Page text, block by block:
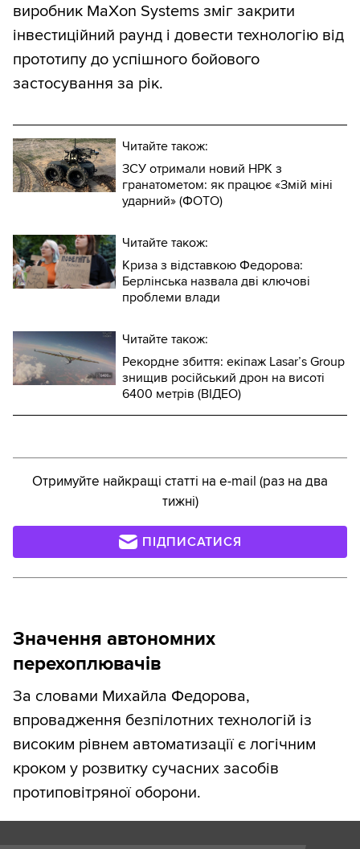
виробник MaXon Systems зміг закрити
інвестиційний раунд і довести технологію від
прототипу до успішного бойового
застосування за рік.
Читайте також:
ЗСУ отримали новий НРК з
гранатометом: як працює «Змій міні
ударний» (ФОТО)
Читайте також:
Криза з відставкою Федорова:
Берлінська назвала дві ключові
проблеми влади
Читайте також:
Рекордне збиття: екіпаж Lasar’s Group
знищив російський дрон на висоті
6400 метрів (ВІДЕО)
Отримуйте найкращі статті на e-mail (раз на два
тижні)
ПІДПИСАТИСЯ
Значення автономних
перехоплювачів
За словами Михайла Федорова,
впровадження безпілотних технологій із
високим рівнем автоматизації є логічним
кроком у розвитку сучасних засобів
протиповітряної оборони.